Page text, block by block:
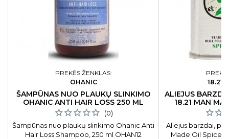
PREKĖS ŽENKLAS:
OHANIC
ŠAMPŪNAS NUO PLAUKŲ SLINKIMO
OHANIC ANTI HAIR LOSS 250 ML
(0)
Šampūnas nuo plaukų slinkimo Ohanic Anti
Hair Loss Shampoo, 250 ml OHAN12
18.21
ALIEJUS
18.21 MAN
Aliejus barzdai,
Made Oil Spiced